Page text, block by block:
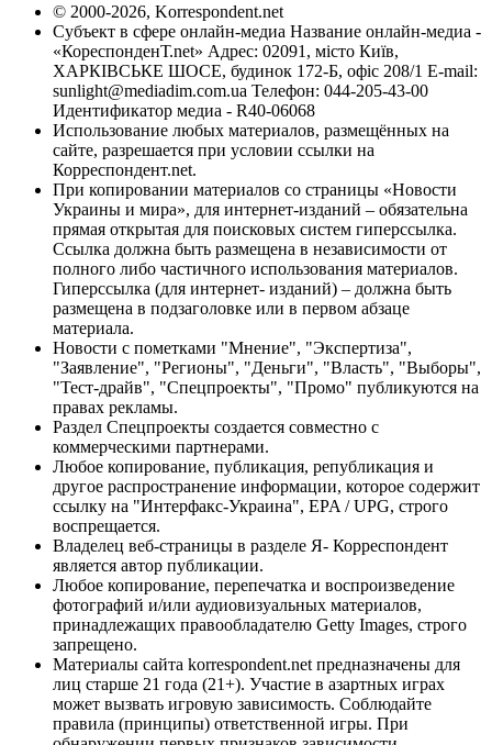
© 2000-2026, Korrespondent.net
Субъект в сфере онлайн-медиа Название онлайн-медиа -
«КореспонденТ.net» Адрес: 02091, місто Київ,
ХАРКІВСЬКЕ ШОСЕ, будинок 172-Б, офіс 208/1 E-mail:
sunlight@mediadim.com.ua Телефон: 044-205-43-00
Идентификатор медиа - R40-06068
Использование любых материалов, размещённых на
сайте, разрешается при условии ссылки на
Корреспондент.net.
При копировании материалов со страницы «Новости
Украины и мира», для интернет-изданий – обязательна
прямая открытая для поисковых систем гиперссылка.
Ссылка должна быть размещена в независимости от
полного либо частичного использования материалов.
Гиперссылка (для интернет- изданий) – должна быть
размещена в подзаголовке или в первом абзаце
материала.
Новости с пометками "Мнение", "Экспертиза",
"Заявление", "Регионы", "Деньги", "Власть", "Выборы",
"Тест-драйв", "Спецпроекты", "Промо" публикуются на
правах рекламы.
Раздел Спецпроекты создается совместно с
коммерческими партнерами.
Любое копирование, публикация, републикация и
другое распространение информации, которое содержит
ссылку на "Интерфакс-Украина", EPA / UPG, строго
воспрещается.
Владелец веб-страницы в разделе Я- Корреспондент
является автор публикации.
Любое копирование, перепечатка и воспроизведение
фотографий и/или аудиовизуальных материалов,
принадлежащих правообладателю Getty Images, строго
запрещено.
Материалы сайта korrespondent.net предназначены для
лиц старше 21 года (21+). Участие в азартных играх
может вызвать игровую зависимость. Соблюдайте
правила (принципы) ответственной игры. При